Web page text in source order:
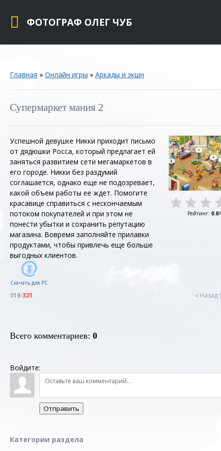
ФОТОГРАФ ОЛЕГ ЧУБ
Главная » Онлайн игры » Аркады и экшн
Супермаркет мания 2
Успешной девушке Никки приходит письмо
от дядюшки Росса, который предлагает ей
заняться развитием сети мегамаркетов в
его городе. Никки без раздумий
соглашается, однако еще не подозревает,
какой объем работы ее ждет. Помогите
красавице справиться с нескончаемым
потоком покупателей и при этом не
понести убытки и сохранить репутацию
магазина. Вовремя заполняйте прилавки
продуктами, чтобы привлечь еще больше
выгодных клиентов.
Скачать для PC
Рейтинг: 0.0/
« Назад
319/321
Всего комментариев: 0
Войдите:
Отправить
Категории раздела